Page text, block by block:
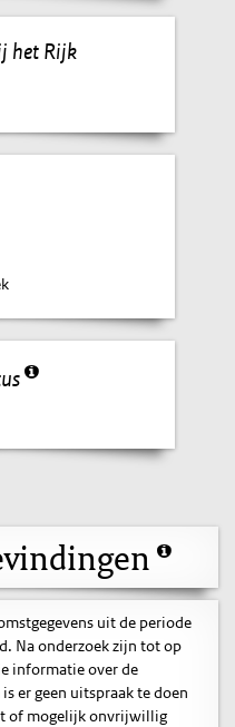
het Rijk
uit de periode
Na onderzoek zijn tot op
informatie over de
er geen uitspraak te doen
of mogelijk onvrijwillig